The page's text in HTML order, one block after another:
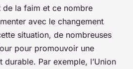
de la faim et ce nombre
avec le changement
situation, de nombreuses
pour promouvoir une
durable. Par exemple, l’Union